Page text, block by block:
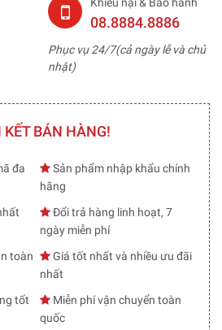
08.8884.8886
Phục vụ 24/7(cả ngày lễ và chủ
nhật)
KẾT BÁN HÀNG!
đa
Sản phẩm nhập khẩu chính
hãng
Đổi trả hàng linh hoạt, 7
ngày miễn phí
toàn
Giá tốt nhất và nhiều ưu đãi
nhất
tốt
Miễn phí vận chuyển toàn
quốc